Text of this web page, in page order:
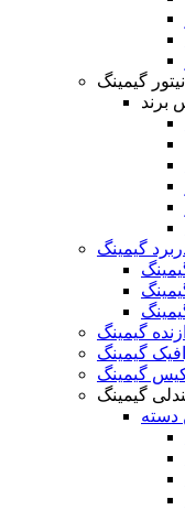
گیمینگ
برند
گیمینگ
گیمینگ
گیمینگ
گیمینگ
گیمینگ
دسته